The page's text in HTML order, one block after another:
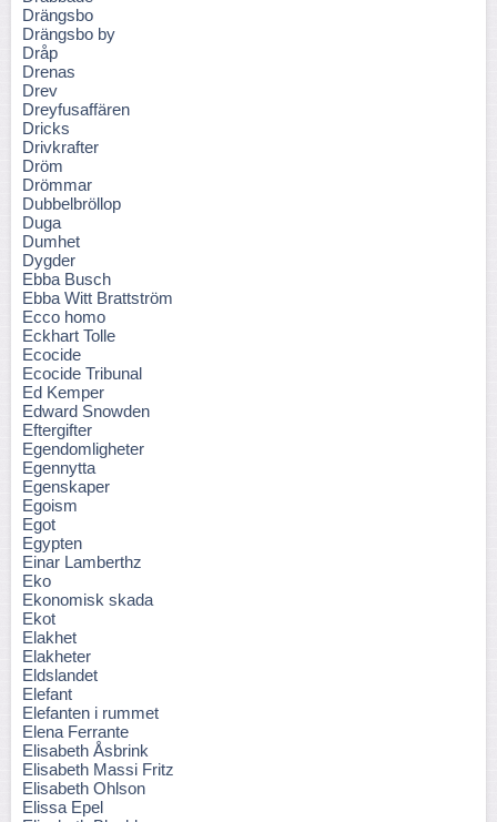
Drängsbo
Drängsbo by
Dråp
Drenas
Drev
Dreyfusaffären
Dricks
Drivkrafter
Dröm
Drömmar
Dubbelbröllop
Duga
Dumhet
Dygder
Ebba Busch
Ebba Witt Brattström
Ecco homo
Eckhart Tolle
Ecocide
Ecocide Tribunal
Ed Kemper
Edward Snowden
Eftergifter
Egendomligheter
Egennytta
Egenskaper
Egoism
Egot
Egypten
Einar Lamberthz
Eko
Ekonomisk skada
Ekot
Elakhet
Elakheter
Eldslandet
Elefant
Elefanten i rummet
Elena Ferrante
Elisabeth Åsbrink
Elisabeth Massi Fritz
Elisabeth Ohlson
Elissa Epel